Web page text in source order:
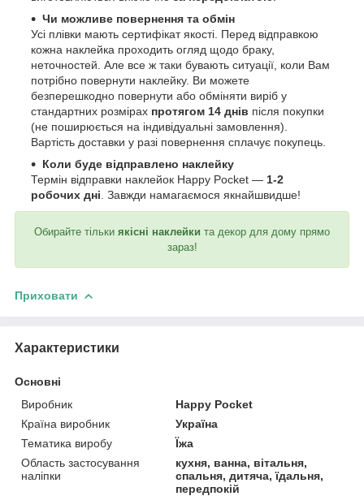
Чи можливе повернення та обмін
Усі плівки мають сертифікат якості. Перед відправкою
кожна наклейка проходить огляд щодо браку,
неточностей. Але все ж таки бувають ситуації, коли Вам
потрібно повернути наклейку. Ви можете
безперешкодно повернути або обміняти виріб у
стандартних розмірах протягом 14 днів після покупки
(не поширюється на індивідуальні замовлення).
Вартість доставки у разі повернення сплачує покупець.
Коли буде відправлено наклейку
Термін відправки наклейок Happy Pocket — 1-2
робочих дні . Завжди намагаємося якнайшвидше!
Обирайте тільки якісні наклейки та декор для дому прямо
зараз!
Приховати
Характеристики
Основні
Виробник
Happy Pocket
Країна виробник
Україна
Тематика виробу
Їжа
Область застосування
наліпки
кухня, ванна, вітальня,
спальня, дитяча, їдальня,
передпокій